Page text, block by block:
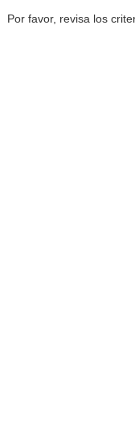
Por favor, revisa los